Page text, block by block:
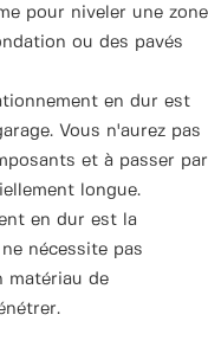
pour niveler une zone
ou des pavés
en dur est
Vous n'aurez pas
et à passer par
longue.
en dur est la
nécessite pas
matériau de